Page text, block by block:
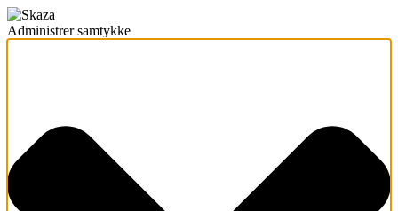
Administrer samtykke